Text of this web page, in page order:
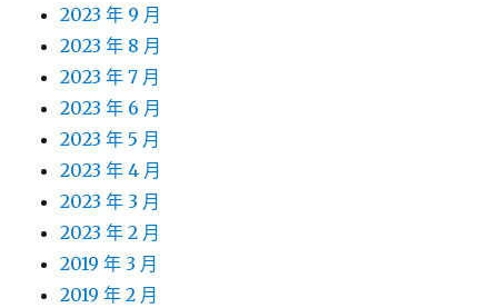
2023 年 9 月
2023 年 8 月
2023 年 7 月
2023 年 6 月
2023 年 5 月
2023 年 4 月
2023 年 3 月
2023 年 2 月
2019 年 3 月
2019 年 2 月